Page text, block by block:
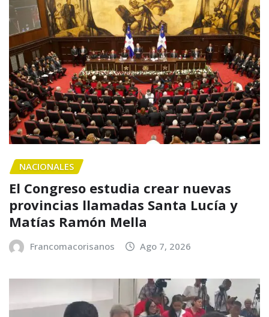
NACIONALES
El Congreso estudia crear nuevas
provincias llamadas Santa Lucía y
Matías Ramón Mella
Francomacorisanos Ago 7, 2026